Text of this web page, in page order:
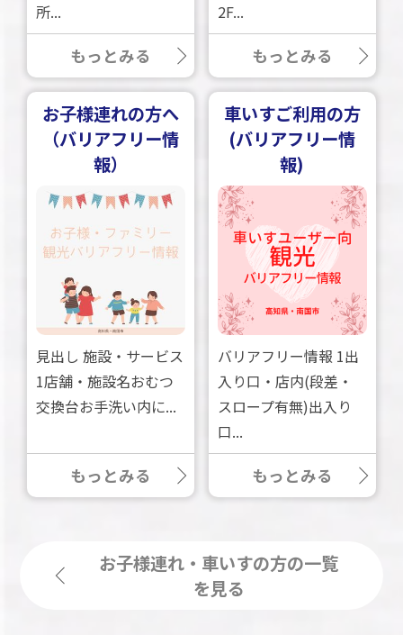
所...
もっとみる
2F...
もっとみる
お子様連れの方へ
（バリアフリー情
報）
見出し 施設・サービス
1店舗・施設名おむつ
交換台お手洗い内に...
もっとみる
車いすご利用の方
(バリアフリー情
報)
バリアフリー情報 1出
入り口・店内(段差・
スロープ有無)出入り
口...
もっとみる
お子様連れ・車いすの方の一覧
を見る